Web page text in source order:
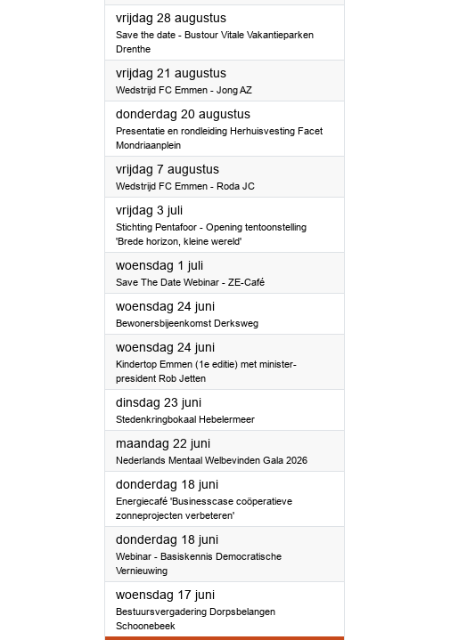
vrijdag 28 augustus2026
Save the date - Bustour Vitale Vakantieparken
Drenthe
vrijdag 21 augustus2026
Wedstrijd FC Emmen - Jong AZ
donderdag 20 augustus2026
Presentatie en rondleiding Herhuisvesting Facet
Mondriaanplein
vrijdag 7 augustus2026
Wedstrijd FC Emmen - Roda JC
vrijdag 3 juli2026
Stichting Pentafoor - Opening tentoonstelling
'Brede horizon, kleine wereld'
woensdag 1 juli2026
Save The Date Webinar - ZE-Café
woensdag 24 juni2026
Bewonersbijeenkomst Derksweg
woensdag 24 juni2026
Kindertop Emmen (1e editie) met minister-
president Rob Jetten
dinsdag 23 juni2026
Stedenkringbokaal Hebelermeer
maandag 22 juni2026
Nederlands Mentaal Welbevinden Gala 2026
donderdag 18 juni2026
Energiecafé 'Businesscase coöperatieve
zonneprojecten verbeteren'
donderdag 18 juni2026
Webinar - Basiskennis Democratische
Vernieuwing
woensdag 17 juni2026
Bestuursvergadering Dorpsbelangen
Schoonebeek